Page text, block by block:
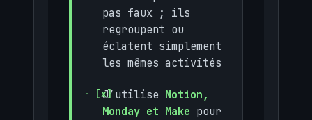
pas faux ; ils
regroupent ou
éclatent simplement
les mêmes activités
J’utilise Notion,
Monday et Make pour